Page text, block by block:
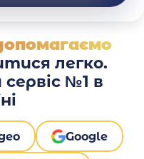
легко.
№1 в
Google